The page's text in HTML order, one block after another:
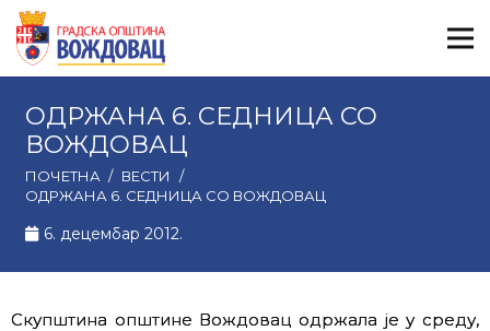
ОДРЖАНА 6. СЕДНИЦА СО
ВОЖДОВАЦ
ПОЧЕТНА / ВЕСТИ
/
ОДРЖАНА 6. СЕДНИЦА СО ВОЖДОВАЦ
6. децембар 2012.
Скупштина општине Вождовац одржала је у среду,